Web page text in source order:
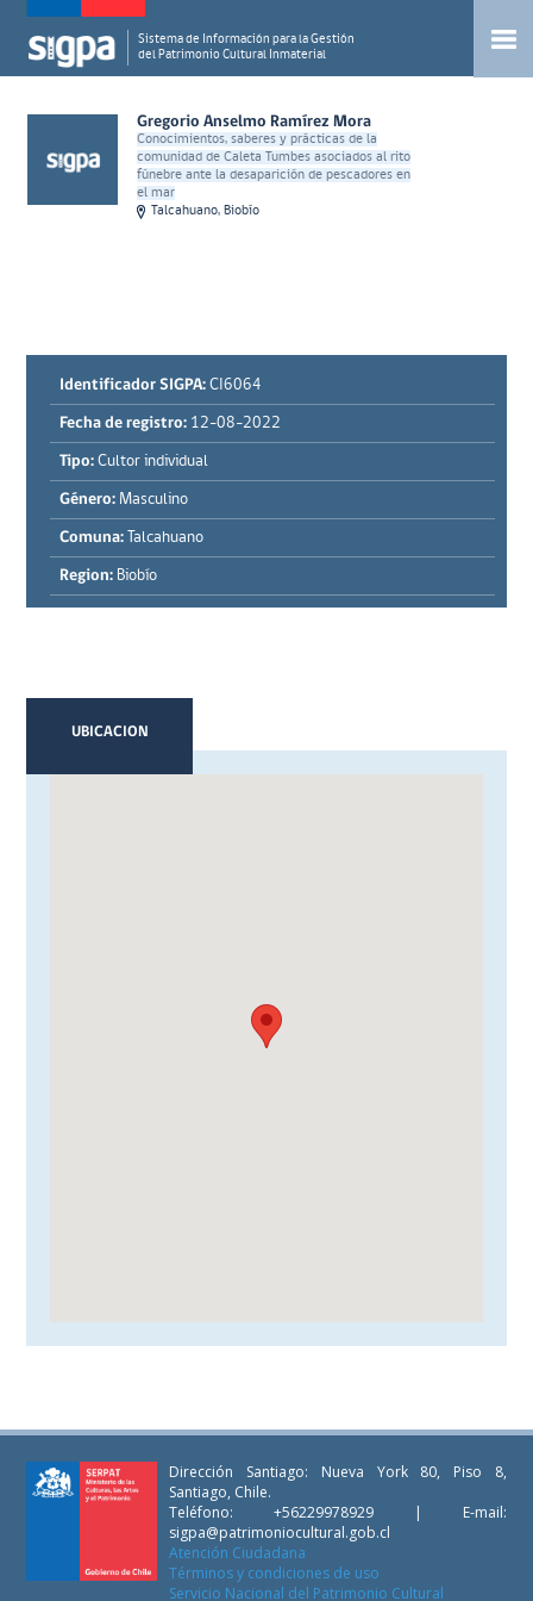
Sistema de Información para la Gestión
del Patrimonio Cultural Inmaterial
Gregorio Anselmo Ramírez Mora
Conocimientos, saberes y prácticas de la
comunidad de Caleta Tumbes asociados al rito
fúnebre ante la desaparición de pescadores en
el mar
Talcahuano, Biobío
Identificador SIGPA: CI6064
Fecha de registro: 12-08-2022
Tipo: Cultor individual
Género: Masculino
Comuna: Talcahuano
Region: Biobío
UBICACION
Dirección Santiago: Nueva York 80, Piso 8,
Santiago, Chile.
Teléfono: +56229978929 | E-mail:
sigpa@patrimoniocultural.gob.cl
Atención Ciudadana
Términos y condiciones de uso
Servicio Nacional del Patrimonio Cultural